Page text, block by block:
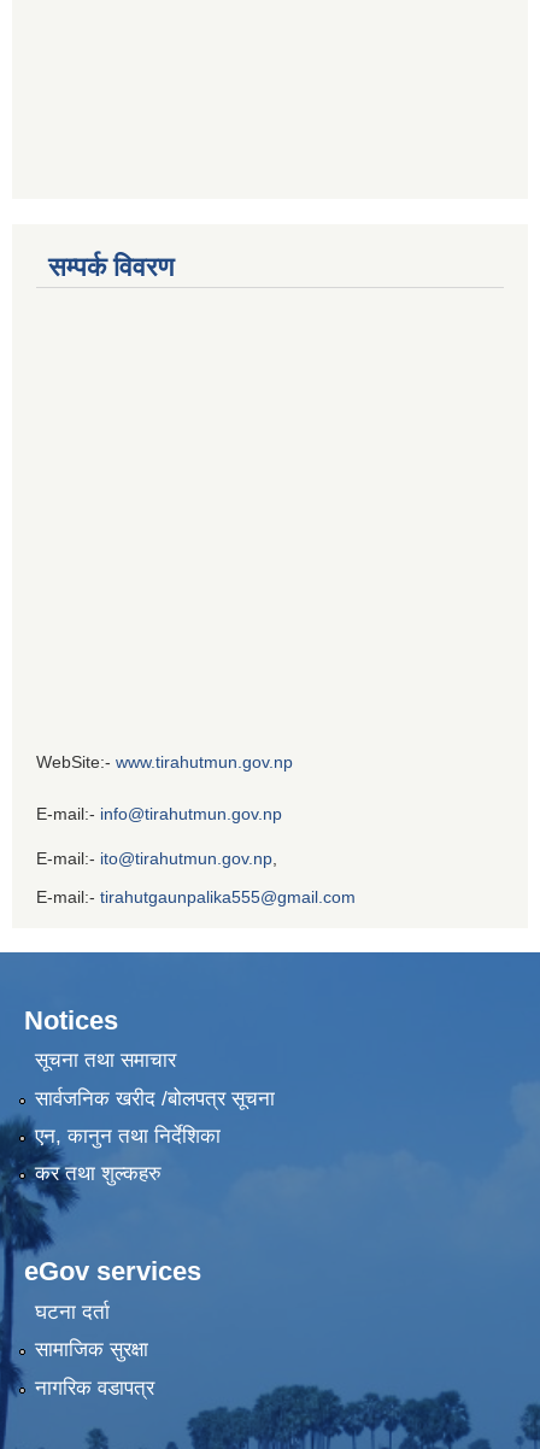
सम्पर्क विवरण
WebSite:- www.tirahutmun.gov.np
E-mail:- info@tirahutmun.gov.np
E-mail:- ito@tirahutmun.gov.np
E-mail:- tirahutgaunpalika555@gmail.com
Notices
सूचना तथा समाचार
सार्वजनिक खरीद /बोलपत्र सूचना
एन, कानुन तथा निर्देशिका
कर तथा शुल्कहरु
eGov services
घटना दर्ता
सामाजिक सुरक्षा
नागरिक वडापत्र